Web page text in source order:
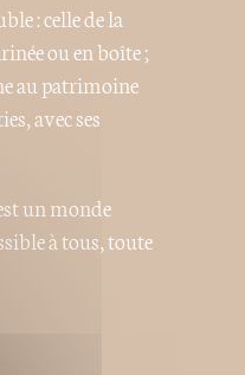
: celle de la
ou en boîte ;
au patrimoine
avec ses
un monde
à tous, toute